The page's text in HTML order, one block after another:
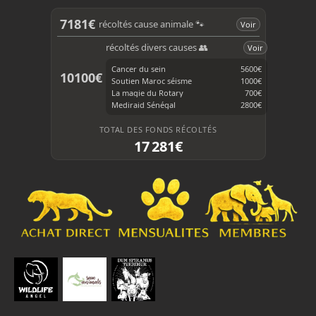
o
o
7181€ récoltés cause animale 🐾 Voir
10100€
récoltés divers causes 👥
Voir
Cancer du sein
5600€
Soutien Maroc séisme
1000€
La magie du Rotary
700€
Mediraid Sénégal
2800€
TOTAL DES FONDS RÉCOLTÉS
17 281€